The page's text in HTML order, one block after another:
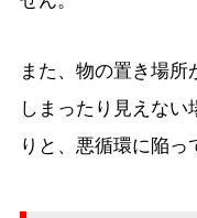
また、物の置き場
しまったり見えな
りと、悪循環に陥っ